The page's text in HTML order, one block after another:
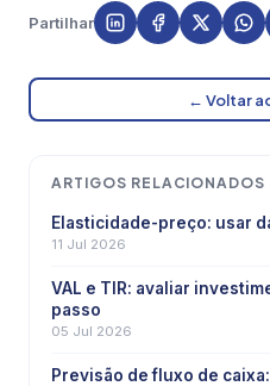
Partilhar
← Voltar
ARTIGOS RELACIONADOS
Elasticidade-preço: usar
11 Jul 2026
VAL e TIR: avaliar
passo
05 Jul 2026
Previsão de fluxo de